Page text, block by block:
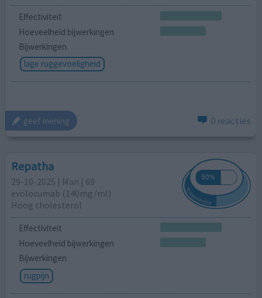
Effectiviteit
Hoeveelheid bijwerkingen
Bijwerkingen
lage ruggevoeligheid
geef mening 0 reacties
Repatha
29-10-2025 | Man | 69
evolocumab (140mg/ml)
Hoog cholesterol
Effectiviteit
Hoeveelheid bijwerkingen
Bijwerkingen
rugpijn